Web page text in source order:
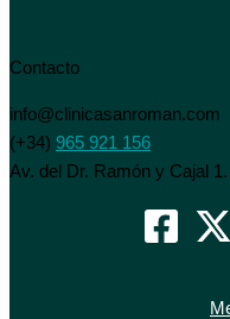
Contacto
info@clinicasanroman.com
(+34) 965 921 156
Av. del Dr. Ramón y Cajal